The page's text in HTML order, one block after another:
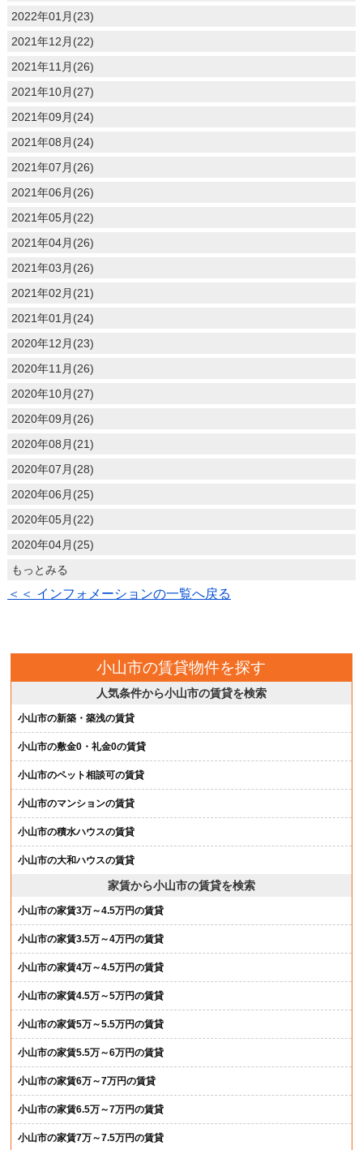
2022年01月(23)
2021年12月(22)
2021年11月(26)
2021年10月(27)
2021年09月(24)
2021年08月(24)
2021年07月(26)
2021年06月(26)
2021年05月(22)
2021年04月(26)
2021年03月(26)
2021年02月(21)
2021年01月(24)
2020年12月(23)
2020年11月(26)
2020年10月(27)
2020年09月(26)
2020年08月(21)
2020年07月(28)
2020年06月(25)
2020年05月(22)
2020年04月(25)
もっとみる
＜＜ インフォメーションの一覧へ戻る
小山市の賃貸物件を探す
人気条件から小山市の賃貸を検索
小山市の新築・築浅の賃貸
小山市の敷金0・礼金0の賃貸
小山市のペット相談可の賃貸
小山市のマンションの賃貸
小山市の積水ハウスの賃貸
小山市の大和ハウスの賃貸
家賃から小山市の賃貸を検索
小山市の家賃3万～4.5万円の賃貸
小山市の家賃3.5万～4万円の賃貸
小山市の家賃4万～4.5万円の賃貸
小山市の家賃4.5万～5万円の賃貸
小山市の家賃5万～5.5万円の賃貸
小山市の家賃5.5万～6万円の賃貸
小山市の家賃6万～7万円の賃貸
小山市の家賃6.5万～7万円の賃貸
小山市の家賃7万～7.5万円の賃貸